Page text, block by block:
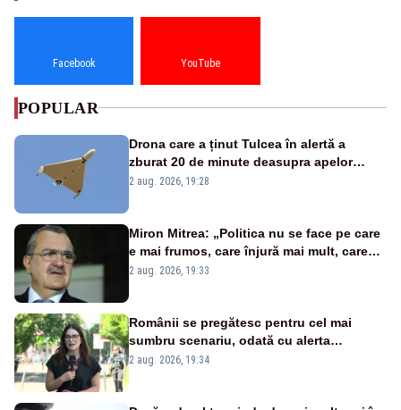
Facebook YouTube
POPULAR
Drona care a ținut Tulcea în alertă a
zburat 20 de minute deasupra apelor
României. Au fost ridicate două F-16
2 aug. 2026, 19:28
Miron Mitrea: „Politica nu se face pe care
e mai frumos, care înjură mai mult, care
țipă mai tare, ci pe proiecte”
2 aug. 2026, 19:33
Românii se pregătesc pentru cel mai
sumbru scenariu, odată cu alerta
energetică
2 aug. 2026, 19:34